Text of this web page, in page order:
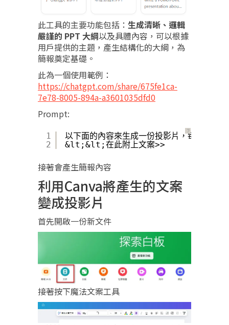
此工具的主要功能包括： 生成清晰、邏輯
嚴謹的 PPT 大綱以及具體內容，可以根據
用戶提供的主題，產生結構化的大綱，為
簡報奠定基礎。
此為一個使用範例：
https://chatgpt.com/share/675fe1ca-
7e78-8005-894a-a3601035dfd0
Prompt:
？
1
2
以下面的內容來生成一份投影片，每頁投影
&lt;&lt;在此附上文案>>
接著會產生簡報內容
利用Canva將產生的文案
變成投影片
首先開啟一份新文件
接著按下魔法文案工具